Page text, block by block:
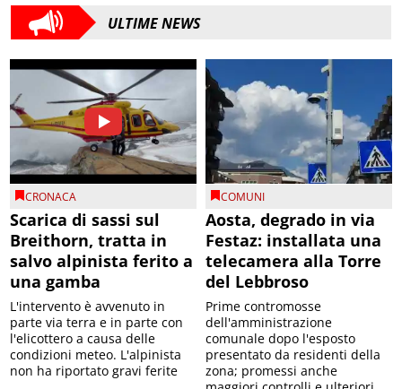
ULTIME NEWS
CRONACA
Scarica di sassi sul
Breithorn, tratta in
salvo alpinista ferito a
una gamba
L'intervento è avvenuto in
parte via terra e in parte con
l'elicottero a causa delle
condizioni meteo. L'alpinista
non ha riportato gravi ferite
COMUNI
Aosta, degrado in via
Festaz: installata una
telecamera alla Torre
del Lebbroso
Prime contromosse
dell'amministrazione
comunale dopo l'esposto
presentato da residenti della
zona; promessi anche